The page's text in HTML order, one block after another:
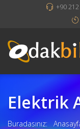
+90
Elektrik
Buradasınız: